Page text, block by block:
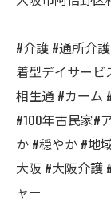
#介護 #通所介
着型デイサービ
相生通 #カーム
#100年古民家#
か #穏やか #地
大阪 #大阪介護
ャー